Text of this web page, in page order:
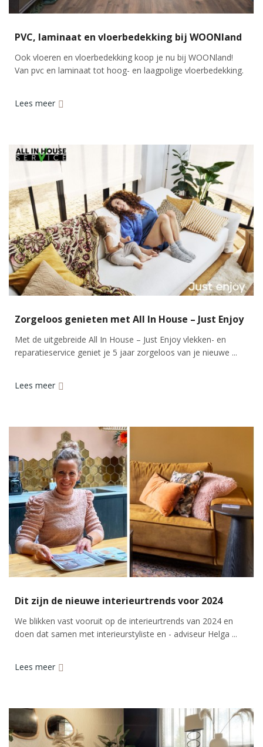
PVC, laminaat en vloerbedekking bij WOONland
Ook vloeren en vloerbedekking koop je nu bij WOONland!
Van pvc en laminaat tot hoog- en laagpolige vloerbedekking.
Lees meer
Zorgeloos genieten met All In House – Just Enjoy
Met de uitgebreide All In House – Just Enjoy vlekken- en
reparatieservice geniet je 5 jaar zorgeloos van je nieuwe ...
Lees meer
Dit zijn de nieuwe interieurtrends voor 2024
We blikken vast vooruit op de interieurtrends van 2024 en
doen dat samen met interieurstyliste en - adviseur Helga ...
Lees meer